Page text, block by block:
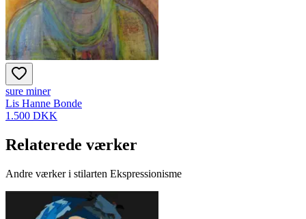
sure miner
Lis Hanne Bonde
1.500 DKK
Relaterede værker
Andre værker i stilarten Ekspressionisme